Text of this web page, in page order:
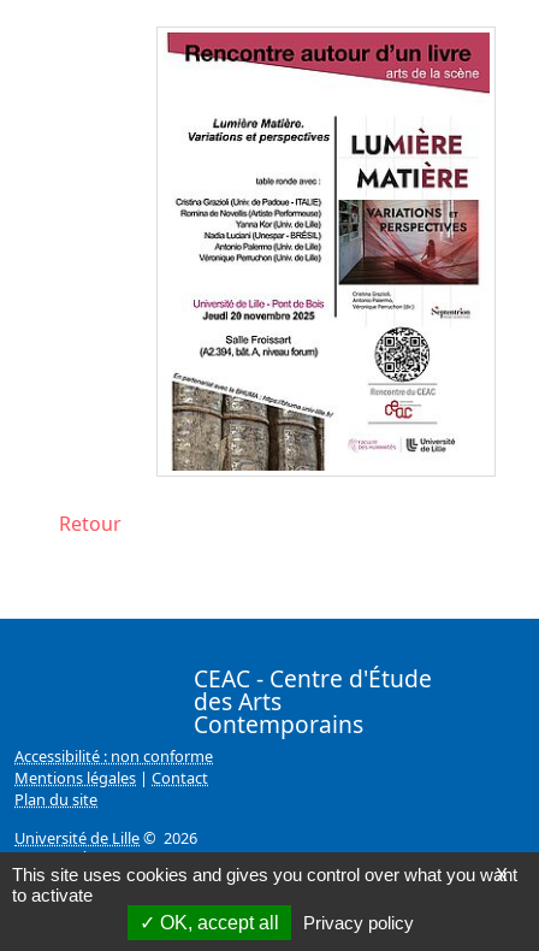
Retour
CEAC - Centre d'Étude
des Arts
Contemporains
Accessibilité : non conforme
Mentions légales | Contact
Plan du site
Université de Lille© 2026
Page mise à jour le 11/02/2019 (11:47)
X
This site uses cookies and gives you control over what you want
to activate
OK, accept all
Privacy policy